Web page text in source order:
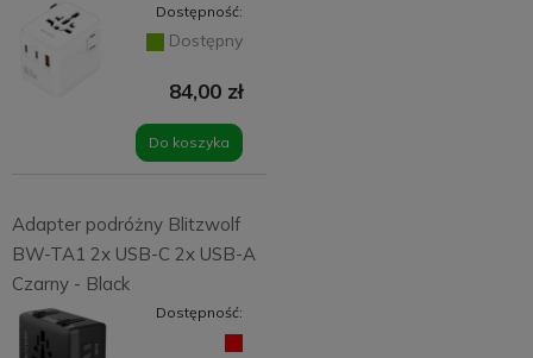
Dostępność:
Dostępny
84,00 zł
Do koszyka
Adapter podróżny Blitzwolf
BW-TA1 2x USB-C 2x USB-A
Czarny - Black
Dostępność: